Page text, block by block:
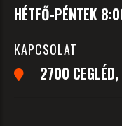
HÉTFŐ-PÉNTEK
KAPCSOLAT
2700